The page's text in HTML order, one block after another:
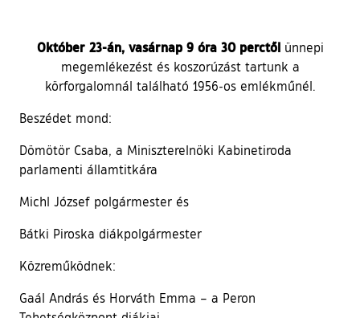
Október 23-án, vasárnap 9 óra 30 perctől ünnepi
megemlékezést és koszorúzást tartunk a
körforgalomnál található 1956-os emlékműnél.
Beszédet mond:
Dömötör Csaba, a Miniszterelnöki Kabinetiroda
parlamenti államtitkára
Michl József polgármester és
Bátki Piroska diákpolgármester
Közreműködnek:
Gaál András és Horváth Emma – a Peron